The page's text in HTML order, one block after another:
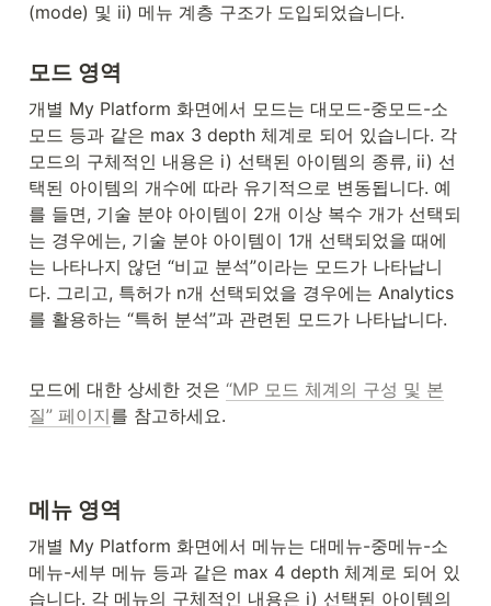
(mode) 및 ii) 메뉴 계층 구조가 도입되었습니다.
모드 영역
개별 My Platform 화면에서 모드는 대모드-중모드-소
모드 등과 같은 max 3 depth 체계로 되어 있습니다. 각
모드의 구체적인 내용은 i) 선택된 아이템의 종류, ii) 선
택된 아이템의 개수에 따라 유기적으로 변동됩니다. 예
를 들면, 기술 분야 아이템이 2개 이상 복수 개가 선택되
는 경우에는, 기술 분야 아이템이 1개 선택되었을 때에
는 나타나지 않던 “비교 분석”이라는 모드가 나타납니
다. 그리고, 특허가 n개 선택되었을 경우에는 Analytics
를 활용하는 “특허 분석”과 관련된 모드가 나타납니다.
모드에 대한 상세한 것은 “MP 모드 체계의 구성 및 본
질” 페이지를 참고하세요.
메뉴 영역
개별 My Platform 화면에서 메뉴는 대메뉴-중메뉴-소
메뉴-세부 메뉴 등과 같은 max 4 depth 체계로 되어 있
습니다. 각 메뉴의 구체적인 내용은 i) 선택된 아이템의